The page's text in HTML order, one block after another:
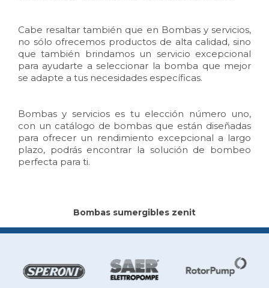
Cabe resaltar también que en Bombas y servicios,
no sólo ofrecemos productos de alta calidad, sino
que también brindamos un servicio excepcional
para ayudarte a seleccionar la bomba que mejor
se adapte a tus necesidades específicas.
Bombas y servicios es tu elección número uno,
con un catálogo de bombas que están diseñadas
para ofrecer un rendimiento excepcional a largo
plazo, podrás encontrar la solución de bombeo
perfecta para ti.
Bombas sumergibles zenit